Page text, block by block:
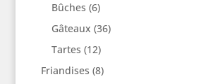
Bûches (6)
Gâteaux (36)
Tartes (12)
Friandises (8)